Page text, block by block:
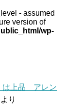
- assumed
version of
wp-
は上品 アレン
より